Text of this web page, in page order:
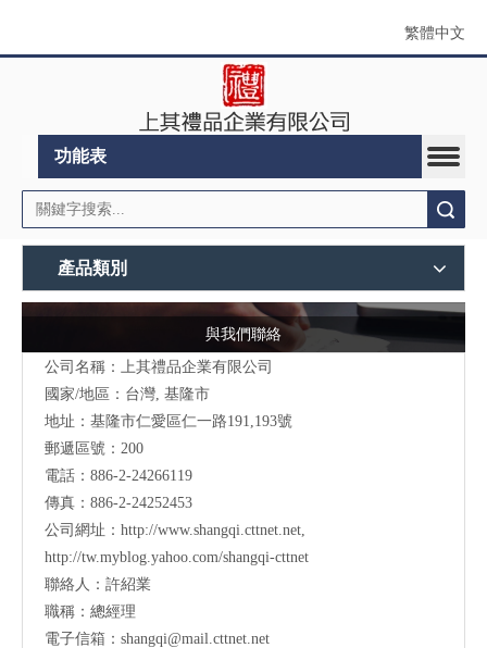
繁體中文
功能表
產品類別
與我們聯絡
公司名稱：上其禮品企業有限公司
國家/地區：台灣, 基隆市
地址： 基隆市仁愛區仁一路191,193號
郵遞區號：200
電話：886-2-24266119
傳真：886-2-24252453
公司網址： http://www.shangqi.cttnet.net
http://tw.myblog.yahoo.com/shangqi-cttnet
聯絡人：許紹業
職稱：總經理
電子信箱： shangqi@mail.cttnet.net